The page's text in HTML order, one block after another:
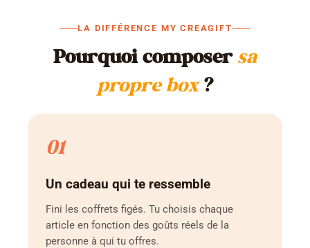
LA DIFFÉRENCE MY CREAGIFT
Pourquoi composer sa
propre box?
01
Un cadeau qui te ressemble
Fini les coffrets figés. Tu choisis chaque
article en fonction des goûts réels de la
personne à qui tu offres.